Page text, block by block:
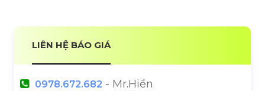
LIÊN HỆ BÁO GIÁ
0978.672.682 - Mr.Hiền